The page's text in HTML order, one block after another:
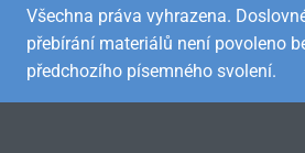
Všechna práva vyhrazena.
přebírání materiálů není povoleno
předchozího písemného svolení.